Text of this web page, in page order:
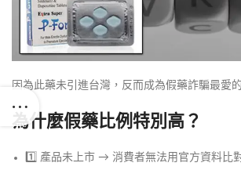
因為此藥未引進台灣，反而成為假藥詐騙最愛
為什麼假藥比例特別高？
1️⃣ 產品未上市 → 消費者無法用官方資料比